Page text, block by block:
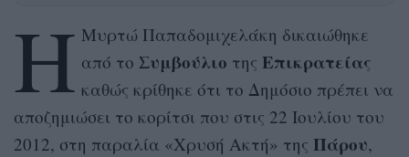
Η Μυρτώ Παπαδομιχελάκη δικαιώθηκε
από το Συμβούλιο της Επικρατείας
καθώς κρίθηκε ότι το Δημόσιο πρέπει να
αποζημιώσει το κορίτσι που στις 22 Ιουλίου του
2012, στη παραλία «Χρυσή Ακτή» της Πάρου,